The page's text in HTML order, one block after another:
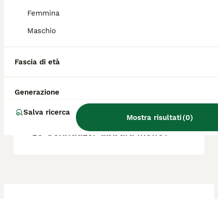
Femmina
Maschio
Fascia di età
Generazione
Salva ricerca
Mostra risultati(0)
Lo Schnauzer è un cane
Schnauzer?
Lo Schnauzer abbaia molto?